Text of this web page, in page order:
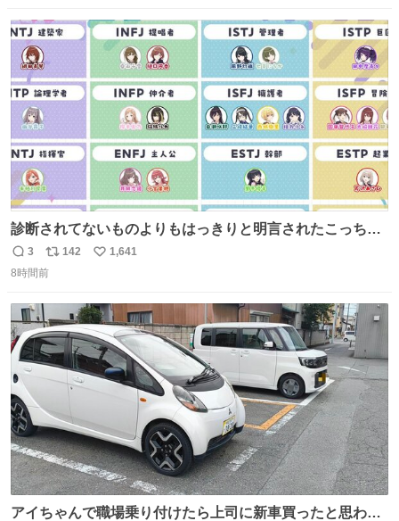
ト
診断されてないものよりもはっきりと明言されたこっちで
話しませんかというお気持ち
返
信
3
リ
ポ
ト
数
142
い
数
1,641
8時間前
アイちゃんで職場乗り付けたら上司に新車買ったと思われ